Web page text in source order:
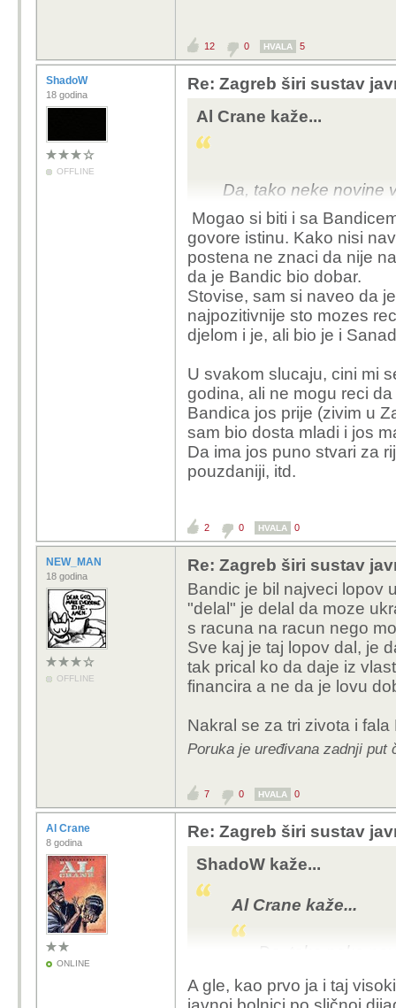
12 0 HVALA 5
ShadoW
18 godina
OFFLINE
Re: Zagreb širi sustav
Al Crane kaže...
Da, tako neke novine
tek dotepenec sa
gle; kad god sam ga
su se javljali slušatelji
vodovod/kanalizacija/
u našu ulicu", uvijek
spremne odgovore u
računa o problemima
čak i zahvaljivali.
Nego, ne sporim taj
poštenju nacije
sobi s nekim od
rješavanja zemljišnih
astronomske cifre)?
Mogao si biti i sa
govore istinu. Kako nisi
postena ne znaci da nije
da je Bandic bio dobar.
Stovise, sam si naveo da
najpozitivnije sto mozes
djelom i je, ali bio je i
U svakom slucaju, cini mi
godina, ali ne mogu reci
Bandica jos prije (zivim u
sam bio dosta mladi i jos
Da ima jos puno stvari za
pouzdaniji, itd.
2 0 HVALA 0
NEW_MAN
18 godina
OFFLINE
Re: Zagreb širi sustav
Bandic je bil najveci lopov
"delal" je delal da moze
s racuna na racun nego
Sve kaj je taj lopov dal, je
tak prical ko da daje iz
financira a ne da je lovu
Nakral se za tri zivota i
Poruka je uređivana zadnji put
7 0 HVALA 0
Al Crane
8 godina
ONLINE
Re: Zagreb širi sustav
ShadoW kaže...
Al Crane kaže...
Da, tako neke
Purger... a gle;
A gle, kao prvo ja i taj